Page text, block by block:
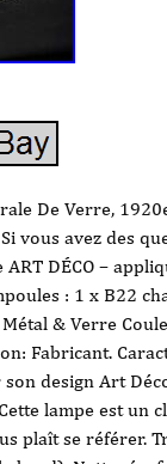
De Verre,
vous avez des
DÉCO –
: 1 x B22
& Verre
Fabricant.
design Art
lampe est un
plaît se référer.